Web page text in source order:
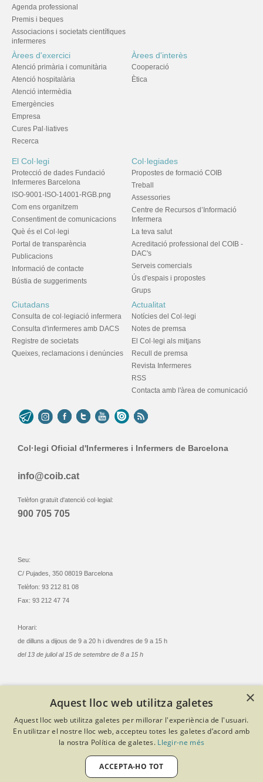
Agenda professional
Premis i beques
Associacions i societats científiques
infermeres
Àrees d'exercici
Atenció primària i comunitària
Atenció hospitalària
Atenció intermèdia
Emergències
Empresa
Cures Pal·liatives
Recerca
Àrees d'interès
Cooperació
Ètica
El Col·legi
Protecció de dades Fundació
Infermeres Barcelona
ISO-9001-ISO-14001-RGB.png
Com ens organitzem
Consentiment de comunicacions
Què és el Col·legi
Portal de transparència
Publicacions
Informació de contacte
Bústia de suggeriments
Col·legiades
Propostes de formació COIB
Treball
Assessories
Centre de Recursos d’Informació
Infermera
La teva salut
Acreditació professional del COIB -
DAC's
Serveis comercials
Ús d'espais i propostes
Grups
Ciutadans
Consulta de col·legiació infermera
Consulta d'infermeres amb DACS
Registre de societats
Queixes, reclamacions i denúncies
Actualitat
Notícies del Col·legi
Notes de premsa
El Col·legi als mitjans
Recull de premsa
Revista Infermeres
RSS
Contacta amb l'àrea de comunicació
Col·legi Oficial d'Infermeres i Infermers de Barcelona
info@coib.cat
Telèfon gratuït d'atenció col·legial:
900 705 705
Seu:
C/ Pujades, 350 08019 Barcelona
Telèfon: 93 212 81 08
Fax: 93 212 47 74
Horari:
de dilluns a dijous de 9 a 20 h i divendres de 9 a 15 h
del 13 de juliol al 15 de setembre de 8 a 15 h
© Col·legi Oficial Infermeres i Infermers de Barcelona
Criteris de privacitat
Política de cookies
Avís legal
Política de protecció de dades
Política de qualitat
Desenvolupat amb Softeng Portal Builder
×
Aquest lloc web utilitza galetes
Aquest lloc web utilitza galetes per millorar l'experiència de l'usuari.
En utilitzar el nostre lloc web, accepteu totes les galetes d’acord amb
la nostra Política de galetes. Llegir-ne més
ACCEPTA-HO TOT